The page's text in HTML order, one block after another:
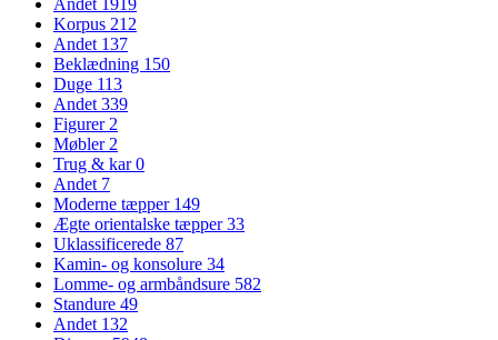
Andet 1919
Korpus 212
Andet 137
Beklædning 150
Duge 113
Andet339
Figurer2
Møbler2
Trug & kar0
Andet 7
Moderne tæpper 149
Ægte orientalske tæpper33
Uklassificerede 87
Kamin- og konsolure 34
Lomme- og armbåndsure 582
Standure 49
Andet 132